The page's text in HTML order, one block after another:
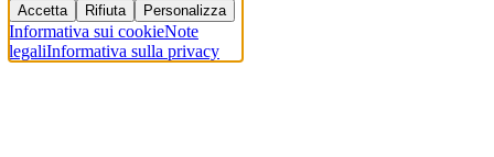
Accetta Rifiuta Personalizza
Informativa sui cookieNote
legaliInformativa sulla privacy